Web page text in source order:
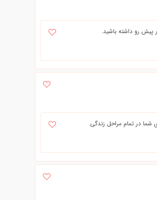
پیش رو داشته باشید.
شما در تمام مراحل زندگی.